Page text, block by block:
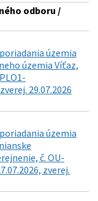
odboru /
územia
územia Víťaz,
29.07.2026
územia
č. OU-
zverej.